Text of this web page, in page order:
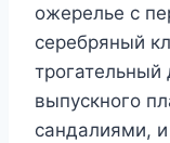
ожерелье с
серебряный
трогательный
выпускного
сандалиями,